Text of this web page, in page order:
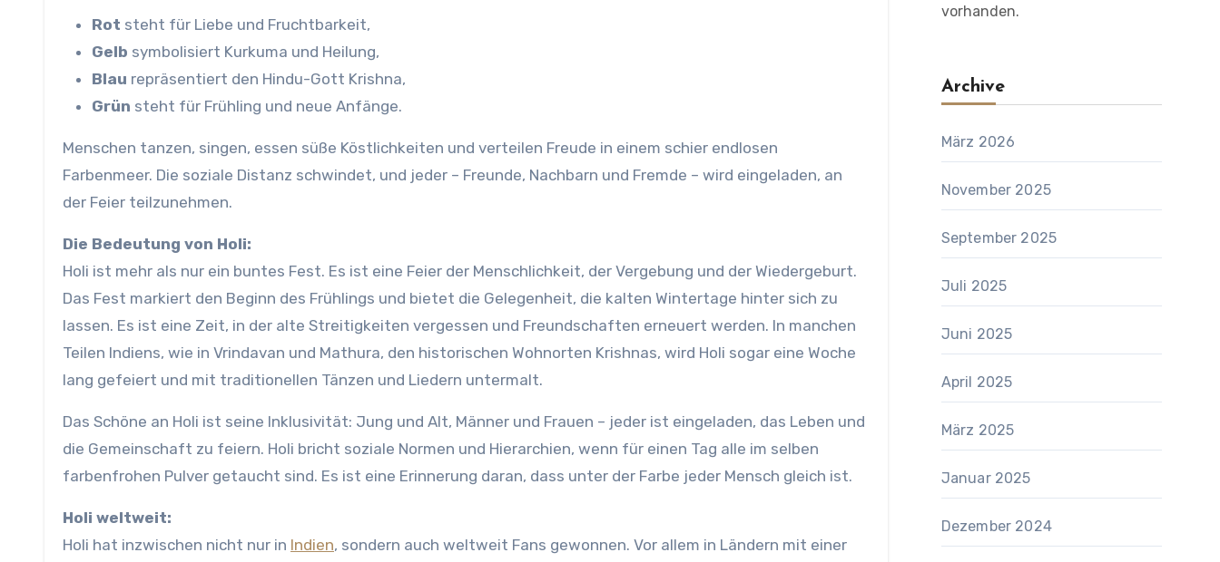
Rot steht für Liebe und Fruchtbarkeit,
Gelb symbolisiert Kurkuma und Heilung,
Blau repräsentiert den Hindu-Gott Krishna,
Grün steht für Frühling und neue Anfänge.
Menschen tanzen, singen, essen süße Köstlichkeiten und verteilen Freude in einem schier endlosen
Farbenmeer. Die soziale Distanz schwindet, und jeder – Freunde, Nachbarn und Fremde – wird eingeladen, an
der Feier teilzunehmen.
Die Bedeutung von Holi:
Holi ist mehr als nur ein buntes Fest. Es ist eine Feier der Menschlichkeit, der Vergebung und der Wiedergeburt.
Das Fest markiert den Beginn des Frühlings und bietet die Gelegenheit, die kalten Wintertage hinter sich zu
lassen. Es ist eine Zeit, in der alte Streitigkeiten vergessen und Freundschaften erneuert werden. In manchen
Teilen Indiens, wie in Vrindavan und Mathura, den historischen Wohnorten Krishnas, wird Holi sogar eine Woche
lang gefeiert und mit traditionellen Tänzen und Liedern untermalt.
Das Schöne an Holi ist seine Inklusivität: Jung und Alt, Männer und Frauen – jeder ist eingeladen, das Leben und
die Gemeinschaft zu feiern. Holi bricht soziale Normen und Hierarchien, wenn für einen Tag alle im selben
farbenfrohen Pulver getaucht sind. Es ist eine Erinnerung daran, dass unter der Farbe jeder Mensch gleich ist.
Holi weltweit:
Holi hat inzwischen nicht nur in Indien, sondern auch weltweit Fans gewonnen. Vor allem in Ländern mit einer
vorhanden.
Archive
März 2026
November 2025
September 2025
Juli 2025
Juni 2025
April 2025
März 2025
Januar 2025
Dezember 2024